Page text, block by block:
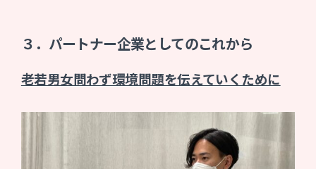
３．パートナー企業としてのこれから
老若男女問わず環境問題を伝えていくために